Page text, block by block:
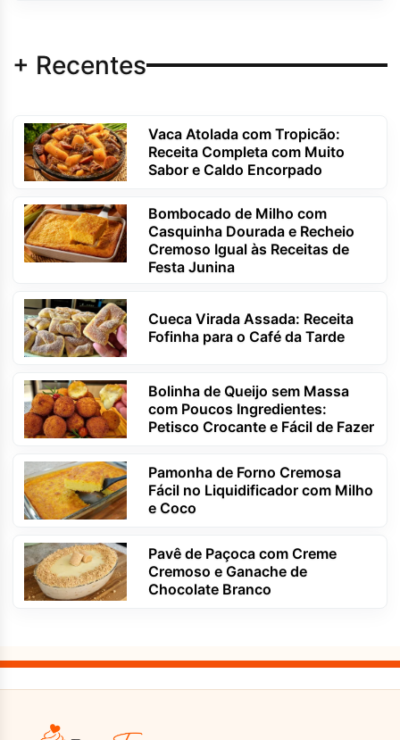
+ Recentes
Vaca Atolada com Tropicão:
Receita Completa com Muito
Sabor e Caldo Encorpado
Bombocado de Milho com
Casquinha Dourada e Recheio
Cremoso Igual às Receitas de
Festa Junina
Cueca Virada Assada: Receita
Fofinha para o Café da Tarde
Bolinha de Queijo sem Massa
com Poucos Ingredientes:
Petisco Crocante e Fácil de Fazer
Pamonha de Forno Cremosa
Fácil no Liquidificador com Milho
e Coco
Pavê de Paçoca com Creme
Cremoso e Ganache de
Chocolate Branco